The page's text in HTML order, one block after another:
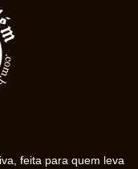
feita para quem leva